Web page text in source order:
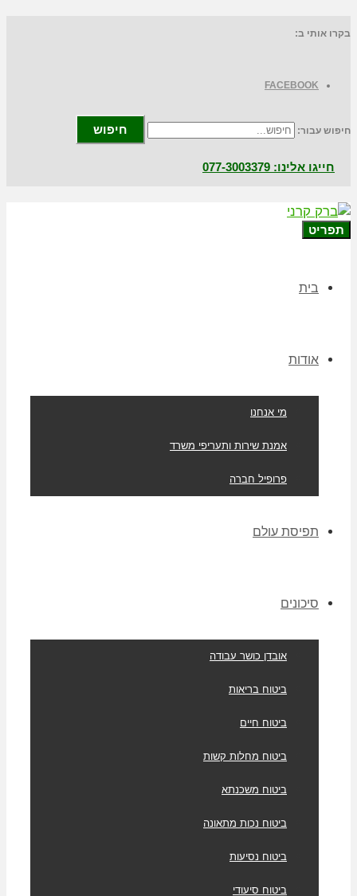
בקרו אותי ב:
FACEBOOK
חיפוש עבור: חיפוש
חייגו אלינו: 077-3003379
תפריט
בית
אודות
מי אנחנו
אמנת שירות ותעריפי משרד
פרופיל חברה
תפיסת עולם
סיכונים
אובדן כושר עבודה
ביטוח בריאות
ביטוח חיים
ביטוח מחלות קשות
ביטוח משכנתא
ביטוח נכות מתאונה
ביטוח נסיעות
ביטוח סיעודי